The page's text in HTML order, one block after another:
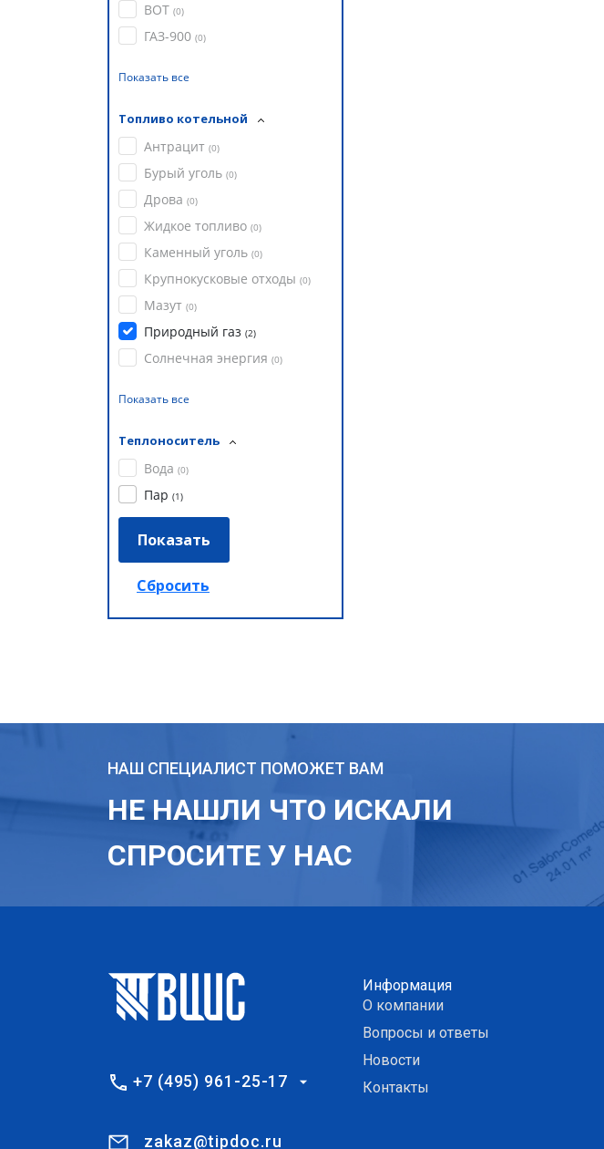
ВОТ (0)
ГАЗ-900 (0)
Показать все
Топливо котельной
Антрацит (0)
Бурый уголь (0)
Дрова (0)
Жидкое топливо (0)
Каменный уголь (0)
Крупнокусковые отходы (0)
Мазут (0)
Природный газ (2)
Солнечная энергия (0)
Показать все
Теплоноситель
Вода (0)
Пар (1)
НАШ СПЕЦИАЛИСТ ПОМОЖЕТ ВАМ
НЕ НАШЛИ ЧТО ИСКАЛИ
СПРОСИТЕ У НАС
+7 (495) 961-25-17
zakaz@tipdoc.ru
Информация
О компании
Вопросы и ответы
Новости
Контакты